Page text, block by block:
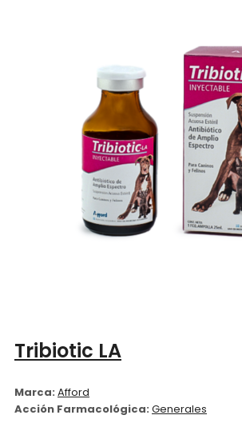
Tribiotic LA
Marca: Afford
Acción Farmacológica: Generales